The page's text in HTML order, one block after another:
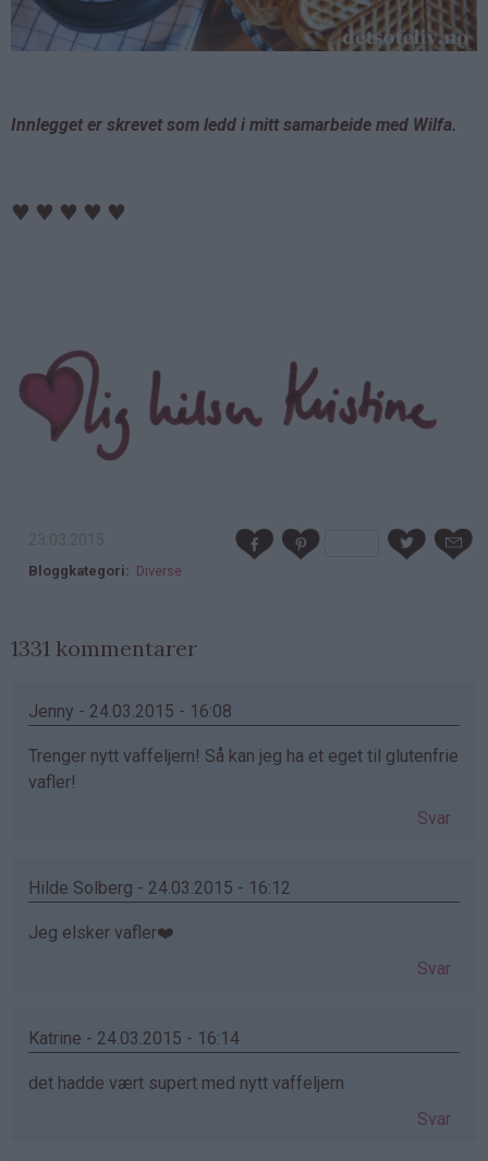
Innlegget er skrevet som ledd i mitt samarbeide med Wilfa.
♥ ♥ ♥ ♥ ♥
Bloggkategori Diverse
1331 kommentarer
Jenny - 24.03.2015 - 16:08
Trenger nytt vaffeljern! Så kan jeg ha et eget til glutenfrie
vafler!
Svar
Hilde Solberg - 24.03.2015 - 16:12
Jeg elsker vafler❤️
Svar
Katrine - 24.03.2015 - 16:14
det hadde vært supert med nytt vaffeljern
Svar